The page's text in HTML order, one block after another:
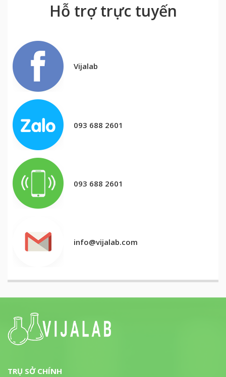
Hỗ trợ trực tuyến
Vijalab
093 688 2601
093 688 2601
info@vijalab.com
TRỤ SỞ CHÍNH